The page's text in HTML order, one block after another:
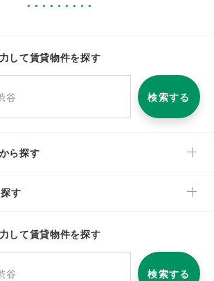
して賃貸物件を探す
検索する
ら探す
す
して賃貸物件を探す
検索する